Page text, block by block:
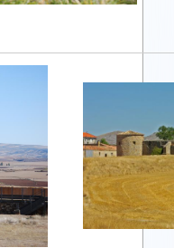
de-soria.jpg